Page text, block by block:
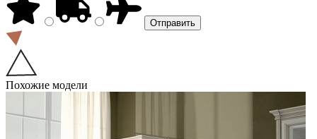
Похожие модели